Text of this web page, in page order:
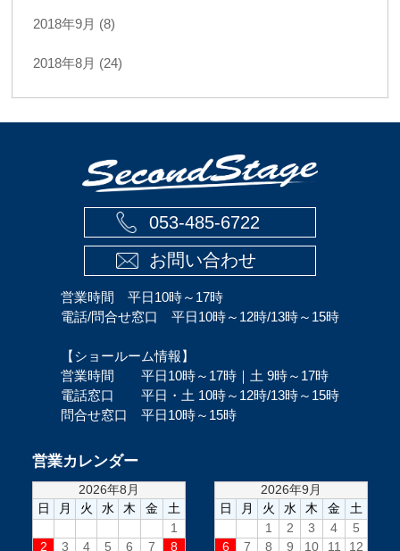
2018年9月 (8)
2018年8月 (24)
053-485-6722
お問い合わせ
営業時間 平日10時～17時
電話/問合せ窓口 平日10時～12時/13時～15時
【ショールーム情報】
営業時間 平日10時～17時｜土 9時～17時
電話窓口 平日・土 10時～12時/13時～15時
問合せ窓口 平日10時～15時
営業カレンダー